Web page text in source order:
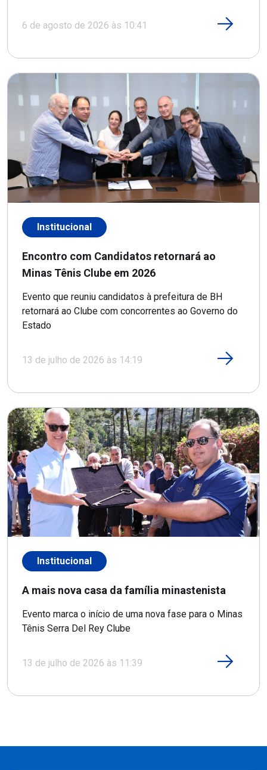
6 de agosto de 2026 às 10:41
Institucional
Encontro com Candidatos retornará ao
Minas Tênis Clube em 2026
Evento que reuniu candidatos à prefeitura de BH
retornará ao Clube com concorrentes ao Governo do
Estado
13 de julho de 2026 às 14:19
Institucional
A mais nova casa da família minastenista
Evento marca o início de uma nova fase para o Minas
Tênis Serra Del Rey Clube
13 de julho de 2026 às 11:39